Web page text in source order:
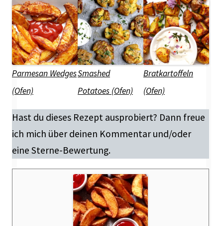
Parmesan Wedges
(Ofen)
Smashed
Potatoes (Ofen)
Bratkartoffeln
(Ofen)
Hast du dieses Rezept ausprobiert? Dann freue
ich mich über deinen Kommentar und/oder
eine Sterne-Bewertung.